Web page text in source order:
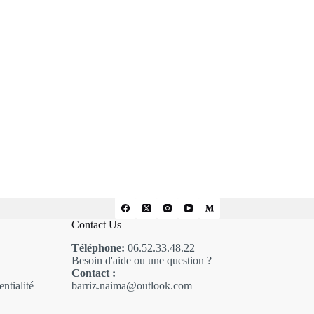
Contact Us
Téléphone: 06.52.33.48.22
Besoin d'aide ou une question ?
Contact :
barriz.naima@outlook.com